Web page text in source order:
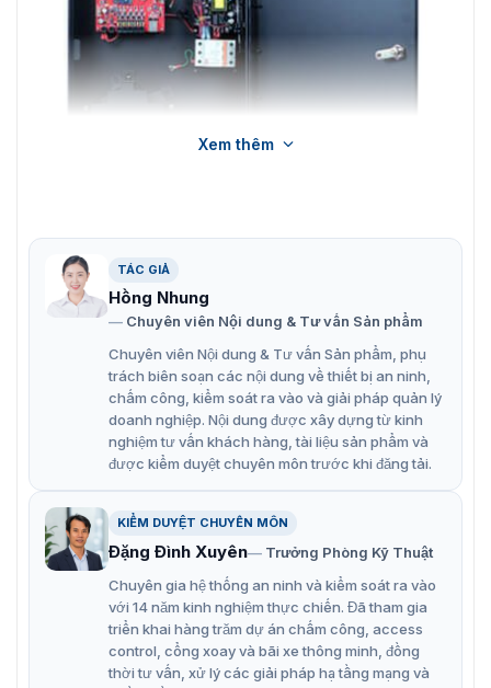
Bộ điều khiển trung tâm iMDC-Package
iMDC-Package bao gồm:
Bảng điều khiển iMDC
ID40WA (Bảng cung cấp điện)- Cầu chì bộ bảo vệ để
bảo vệ quá tải & ngắn mạch
– Đầu nối đầu ra cảnh báo (AC không thành công, pin
yếu)
Công tắc NFB
Bao gồm Công tắc Tamper NEMA Case Cover
Đèn báo LED giao tiếp
Xem thêm
TÁC GIẢ
Hồng Nhung
Chuyên viên Nội dung & Tư vấn Sản phẩm
Chuyên viên Nội dung & Tư vấn Sản phẩm, phụ
trách biên soạn các nội dung về thiết bị an ninh,
chấm công, kiểm soát ra vào và giải pháp quản lý
doanh nghiệp. Nội dung được xây dựng từ kinh
nghiệm tư vấn khách hàng, tài liệu sản phẩm và
được kiểm duyệt chuyên môn trước khi đăng tải.
KIỂM DUYỆT CHUYÊN MÔN
Đặng Đình Xuyên
Trưởng Phòng Kỹ Thuật
Chuyên gia hệ thống an ninh và kiểm soát ra vào
với 14 năm kinh nghiệm thực chiến. Đã tham gia
triển khai hàng trăm dự án chấm công, access
control, cổng xoay và bãi xe thông minh, đồng
thời tư vấn, xử lý các giải pháp hạ tầng mạng và